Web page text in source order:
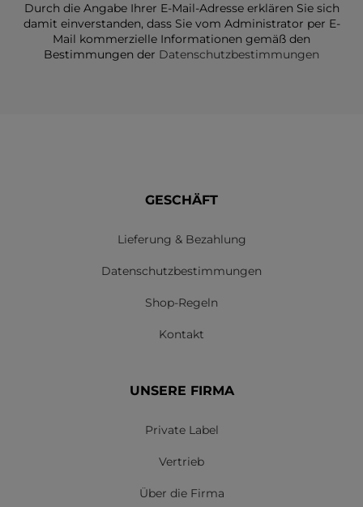
Durch die Angabe Ihrer E-Mail-Adresse erklären Sie sich
damit einverstanden, dass Sie vom Administrator per E-
Mail kommerzielle Informationen gemäß den
Bestimmungen der Datenschutzbestimmungen
GESCHÄFT
Lieferung & Bezahlung
Datenschutzbestimmungen
Shop-Regeln
Kontakt
UNSERE FIRMA
Private Label
Vertrieb
Über die Firma